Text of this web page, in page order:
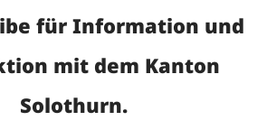
für Information und
mit dem Kanton
Solothurn.